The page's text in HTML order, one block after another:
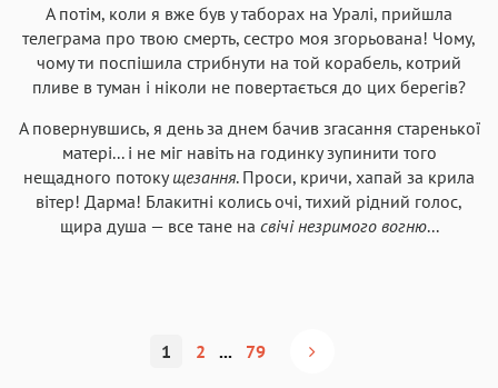
А потім, коли я вже був у таборах на Уралі, прийшла
телеграма про твою смерть, сестро моя згорьована! Чому,
чому ти поспішила стрибнути на той корабель, котрий
пливе в туман і ніколи не повертається до цих берегів?
А повернувшись, я день за днем бачив згасання старенької
матері... і не міг навіть на годинку зупинити того
нещадного потокущезання. Проси, кричи, хапай за крила
вітер! Дарма! Блакитні колись очі, тихий рідний голос,
щира душа — все тане на свічі незримого вогню...
1 2 ... 79